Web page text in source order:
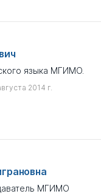
языка МГИМО.
2014 г.
МГИМО